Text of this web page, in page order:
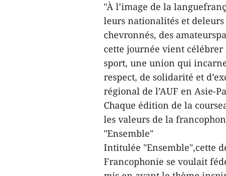
"À l’image de la
leurs nationalités et deleurs
chevronnés, des
cette journée vient
sport, une union qui
respect, de solidarité et
régional de l’AUF en Asie-
Chaque édition de la
les valeurs de la
"Ensemble"
Intitulée "Ensemble",cette
Francophonie se voulait